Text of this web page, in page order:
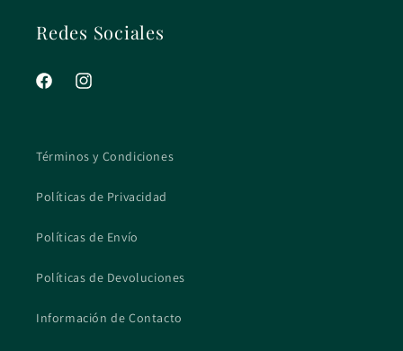
Redes Sociales
FacebookInstagram
Términos y Condiciones
Políticas de Privacidad
Políticas de Envío
Políticas de Devoluciones
Información de Contacto